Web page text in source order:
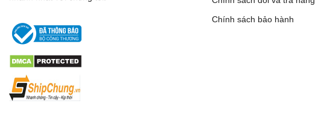
Chính sách bảo hành